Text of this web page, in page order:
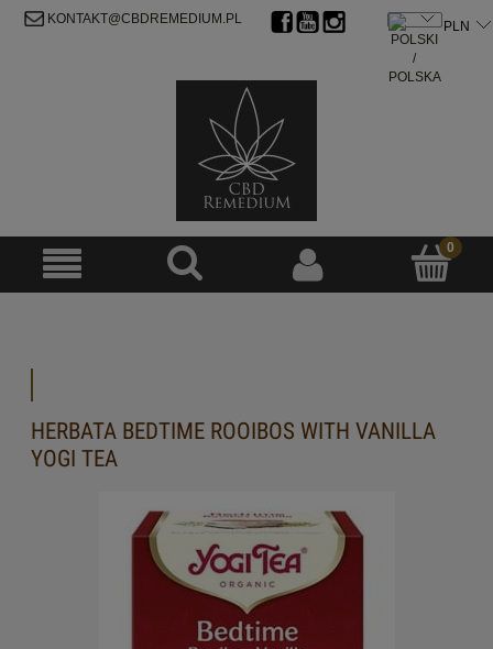
KONTAKT@CBDREMEDIUM.PL
HERBATA BEDTIME ROOIBOS WITH VANILLA
YOGI TEA